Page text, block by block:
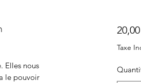
Elles nous
le pouvoir
Taxe